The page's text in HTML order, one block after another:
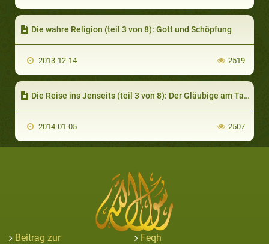
Die wahre Religion (teil 3 von 8): Gott und Schöpfung
2013-12-14 2519
Die Reise ins Jenseits (teil 3 von 8): Der Gläubige am Tag des Gerichts
2014-01-05 2507
Beitrag zur Feqh